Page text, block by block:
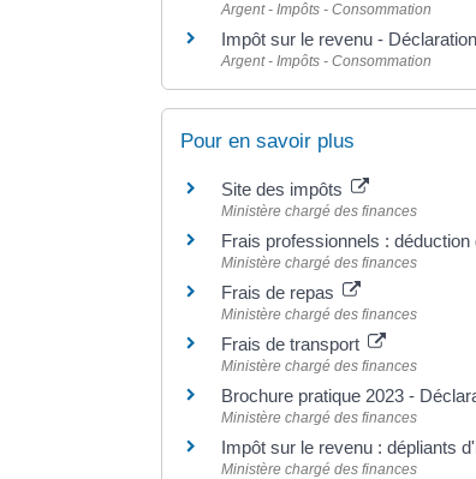
Argent - Impôts - Consommation
Impôt sur le revenu -
Argent - Impôts - Consommation
Pour en savoir plus
Site des impôts
Ministère chargé des finances
Frais professionnels : déduction
Ministère chargé des finances
Frais de repas
Ministère chargé des finances
Frais de transport
Ministère chargé des finances
Brochure pratique 2023 -
Ministère chargé des finances
Impôt sur le revenu : dépliants
Ministère chargé des finances